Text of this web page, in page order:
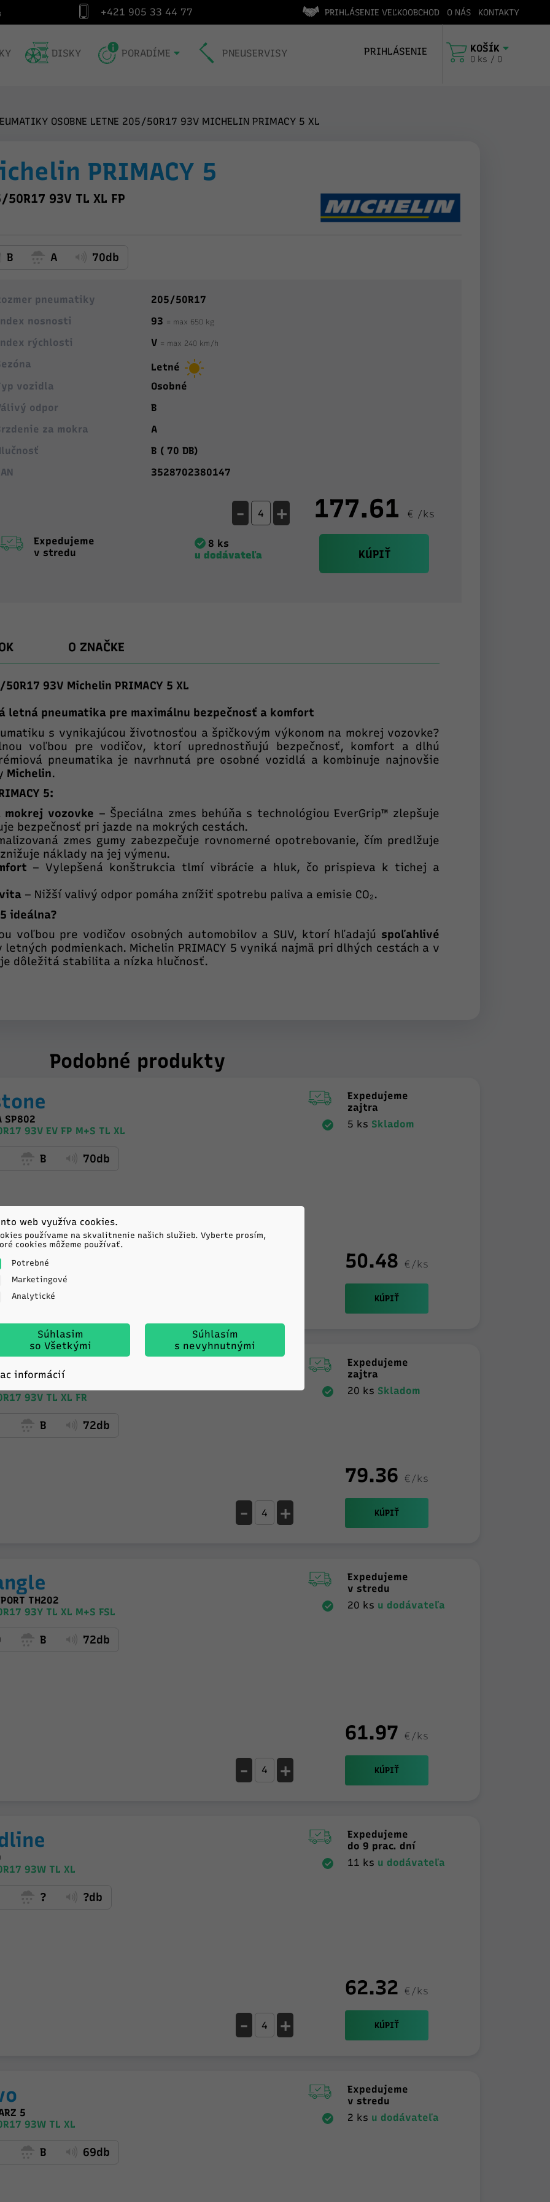
Expedícia v deň objednávky (do 14:00) Vyhľadávanie podľa ŠPZ 4 milióny
+421 905 33 44 77 PRIHLÁSENIE VEĽKOOBCHOD O NÁS KONTAKTY
DISKY PORADÍME PNEUSERVISY PRIHLÁSENIE KOŠÍK
0 ks / 0
OSOBNE LETNE 205/50R17 93V MICHELIN PRIMACY 5 XL
PRIMACY 5
50R17 93V TL XL FP
B A 70db
pneumatiky
205/50R17
nosnosti
93 = max 650 kg
rýchlosti V = max 240 km/h
Letné
vozidla
Osobné
odpor
B
za mokra
A
B ( 70 DB)
3528702380147
Expedujeme
v stredu
- +
8 ks
u dodávateľa
177.61 € /ks
KÚPIŤ
O ZNAČKE
93V Michelin PRIMACY 5 XL
letná pneumatika pre maximálnu bezpečnosť a komfort
s vynikajúcou životnosťou a špičkovým výkonom na mokrej vozovke?
voľbou pre vodičov, ktorí uprednostňujú bezpečnosť, komfort a dlhú
pneumatika je navrhnutá pre osobné vozidlá a kombinuje najnovšie
Michelin.
5:
vozovke – Špeciálna zmes behúňa s technológiou EverGrip™ zlepšuje
bezpečnosť pri jazde na mokrých cestách.
zmes gumy zabezpečuje rovnomerné opotrebovanie, čím predlžuje
náklady na jej výmenu.
– Vylepšená konštrukcia tlmí vibrácie a hluk, čo prispieva k tichej a
– Nižší valivý odpor pomáha znížiť spotrebu paliva a emisie CO₂.
ideálna?
voľbou pre vodičov osobných automobilov a SUV, ktorí hľadajú spoľahlivé
letných podmienkach. Michelin PRIMACY 5 vyniká najmä pri dlhých cestách a v
dôležitá stabilita a nízka hlučnosť.
Podobné produkty
SP802
93V EV FP M+S TL XL
B 70db
Expedujeme
zajtra
5 ks Skladom
50.48 €/ks
KÚPIŤ
5
93V TL XL FR
B 72db
Expedujeme
zajtra
20 ks Skladom
79.36 €/ks
- + KÚPIŤ
TH202
93Y TL XL M+S FSL
B 72db
Expedujeme
v stredu
20 ks u dodávateľa
61.97 €/ks
- + KÚPIŤ
93W TL XL
? ?db
Expedujeme
do 9 prac. dní
11 ks u dodávateľa
62.32 €/ks
- + KÚPIŤ
5
93W TL XL
B 69db
Expedujeme
v stredu
2 ks u dodávateľa
web využíva cookies.
používame na skvalitnenie našich služieb. Vyberte prosím,
cookies môžeme používať.
Potrebné
Marketingové
Analytické
Súhlasim
so Všetkými
Súhlasím
s nevyhnutnými
informácií